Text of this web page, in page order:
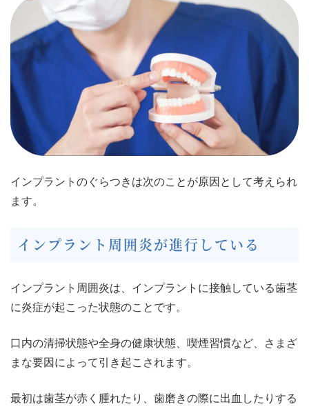
インプラントのぐらつきは次のことが原因として考えられ
ます。
インプラント周囲炎が進行している
インプラント周囲炎は、インプラントに接触している歯茎
に炎症が起こった状態のことです。
口内の清掃状態や全身の健康状態、喫煙習慣など、さまざ
まな要因によって引き起こされます。
最初は歯茎が赤く腫れたり、歯磨きの際に出血したりする